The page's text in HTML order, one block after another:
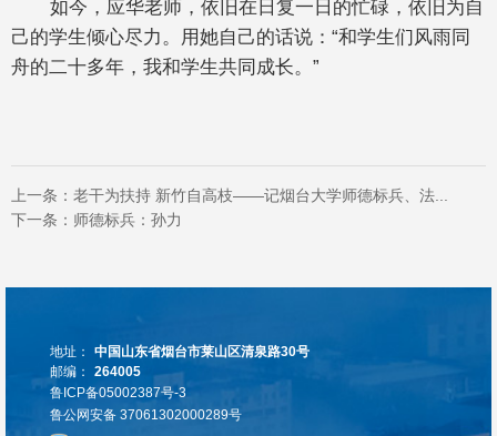
如今，应华老师，依旧在日复一日的忙碌，依旧为自
己的学生倾心尽力。用她自己的话说：“和学生们风雨同
舟的二十多年，我和学生共同成长。”
上一条： 老干为扶持 新竹自高枝——记烟台大学师德标兵、法...
下一条： 师德标兵：孙力
地址：
中国山东省烟台市莱山区清泉路30号
邮编：
264005
鲁ICP备05002387号-3
鲁公网安备 37061302000289号